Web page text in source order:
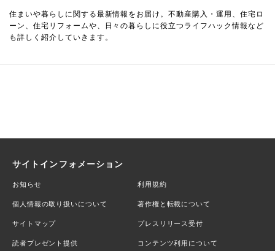
住まいや暮らしに関する最新情報をお届け。不動産購入・運用、住宅ロ
ーン、住宅リフォームや、日々の暮らしに役立つライフハック情報など
も詳しく紹介していきます。
サイトインフォメーション
お知らせ 利用規約
個人情報の取り扱いについて 著作権と転載について
サイトマップ プレスリリース受付
読者プレゼント提供 コンテンツ利用について